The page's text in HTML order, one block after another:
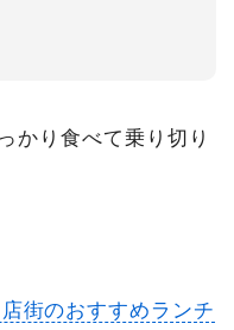
かり食べて乗り切り
街のおすすめランチ